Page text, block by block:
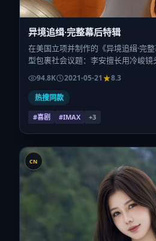
异境追缉·完整幕后特辑
在美国立项并制作的《异境追缉·完
型包裹社会议题：李安擅长用冷峻镜
达亚、周冬雨、童瑶、蒋奇明的对手
间：2021-05-21；片长167分钟；适
结构的观众。
94.8K 2021-05-21
8.3
热搜同款
#喜剧 #IMAX +3
CN